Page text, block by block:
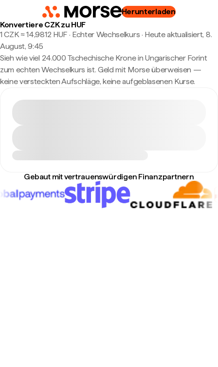
Herunterladen
Konvertiere CZK zu HUF
1 CZK ≈ 14,9812 HUF · Echter Wechselkurs · Heute aktualisiert, 8.
August, 9:45
Sieh wie viel 24.000 Tschechische Krone in Ungarischer Forint
zum echten Wechselkurs ist. Geld mit Morse überweisen —
keine versteckten Aufschläge, keine aufgeblasenen Kurse.
Gebaut mit vertrauenswürdigen Finanzpartnern